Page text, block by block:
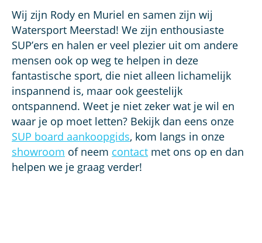
Wij zijn Rody en Muriel en samen zijn wij
Watersport Meerstad! We zijn enthousiaste
SUP’ers en halen er veel plezier uit om andere
mensen ook op weg te helpen in deze
fantastische sport, die niet alleen lichamelijk
inspannend is, maar ook geestelijk
ontspannend. Weet je niet zeker wat je wil en
waar je op moet letten? Bekijk dan eens onze
SUP board aankoopgids, kom langs in onze
showroom of neem contact met ons op en dan
helpen we je graag verder!